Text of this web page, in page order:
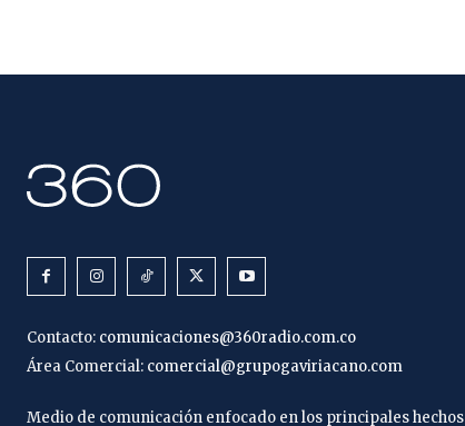
Contacto: comunicaciones@360radio.com.co
Área Comercial: comercial@grupogaviriacano.com
Medio de comunicación enfocado en los principales hechos